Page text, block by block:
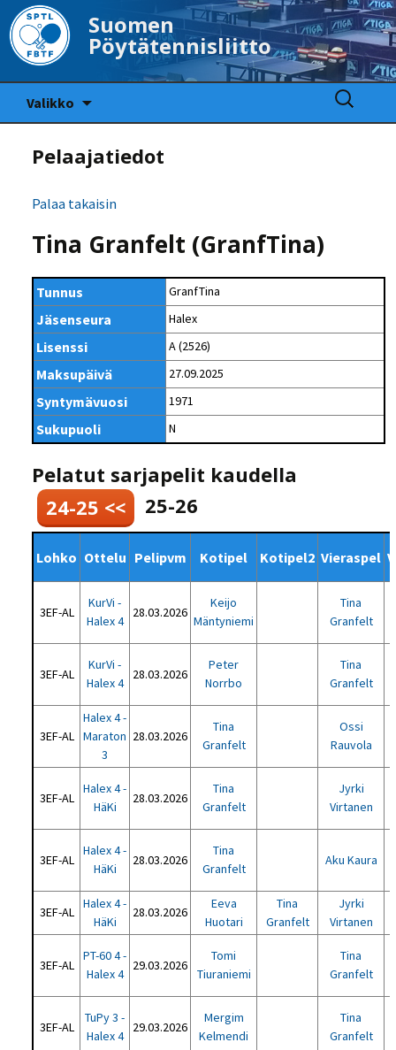
Suomen
Pöytätennisliitto
Valikko
Haku:
Pelaajatiedot
Palaa takaisin
Tina Granfelt (GranfTina)
Tunnus GranfTina
Jäsenseura Halex
Lisenssi A (2526)
Maksupäivä 27.09.2025
Syntymävuosi 1971
Sukupuoli N
Pelatut sarjapelit kaudella
24-25 <<
25-26
Lohko Ottelu Pelipvm Kotipel Kotipel2 Vieraspel
3EF-AL
KurVi -
Halex 4
28.03.2026
Keijo
Mäntyniemi
Tina
Granfelt
3EF-AL
KurVi -
Halex 4
28.03.2026
Peter
Norrbo
Tina
Granfelt
3EF-AL
Halex 4 -
Maraton
3
28.03.2026
Tina
Granfelt
Ossi
Rauvola
3EF-AL
Halex 4 -
HäKi
28.03.2026
Tina
Granfelt
Jyrki
Virtanen
3EF-AL
Halex 4 -
HäKi
28.03.2026
Tina
Granfelt
Aku Kaura
3EF-AL
Halex 4 -
HäKi
28.03.2026
Eeva
Huotari
Tina
Granfelt
Jyrki
Virtanen
3EF-AL
PT-60 4 -
Halex 4
29.03.2026
Tomi
Tiuraniemi
Tina
Granfelt
3EF-AL
TuPy 3 -
Halex 4
29.03.2026
Mergim
Kelmendi
Tina
Granfelt